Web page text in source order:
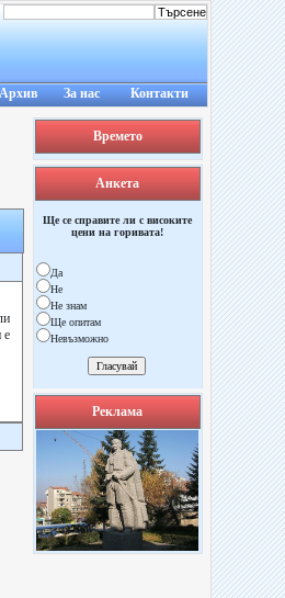
За нас Контакти
е
Времето
Анкета
Ще се справите ли с високите
цени на горивата!
Да
Не
Не знам
Ще опитам
Невъзможно
Реклама